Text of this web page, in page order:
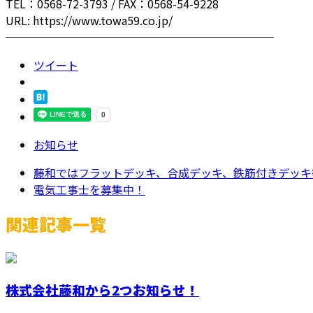
TEL：0568-72-3793 / FAX：0568-54-9228
URL: https://www.towa59.co.jp/
────────────────────────
ツイート
お知らせ
藤和ではフラットデッキ、合成デッキ、鉄筋付きデッ
電気工事士を募集中！
関連記事一覧
株式会社藤和から2つお知らせ！